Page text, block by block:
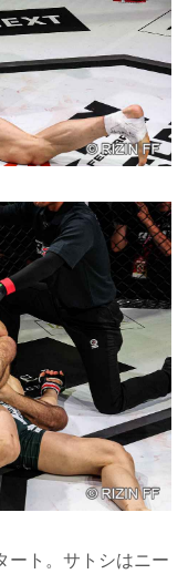
ート。サトシはニー